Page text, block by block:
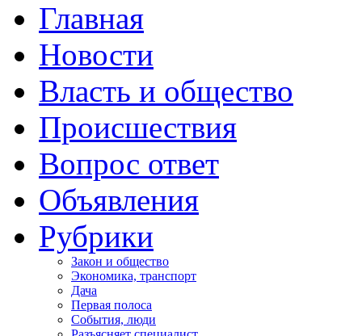
Главная
Новости
Власть и общество
Происшествия
Вопрос ответ
Объявления
Рубрики
Закон и общество
Экономика, транспорт
Дача
Первая полоса
События, люди